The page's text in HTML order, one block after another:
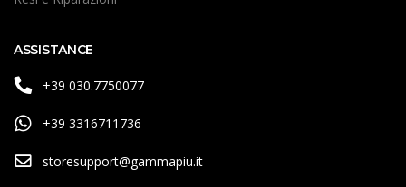
ASSISTANCE
+39 030.7750077
+39 3316711736
storesupport@gammapiu.it